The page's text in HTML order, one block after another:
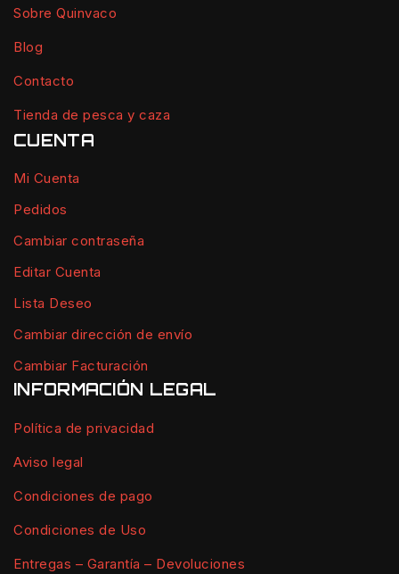
Sobre Quinvaco
Blog
Contacto
Tienda de pesca y caza
CUENTA
Mi Cuenta
Pedidos
Cambiar contraseña
Editar Cuenta
Lista Deseo
Cambiar dirección de envío
Cambiar Facturación
INFORMACIÓN LEGAL
Política de privacidad
Aviso legal
Condiciones de pago
Condiciones de Uso
Entregas – Garantía – Devoluciones